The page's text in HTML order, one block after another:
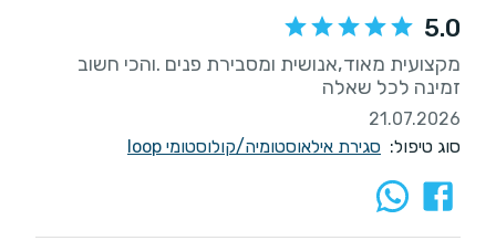
5.0
מקצועית מאוד,אנושית ומסבירת פנים .והכי חשוב
זמינה לכל שאלה
21.07.2026
סוג טיפול: סגירת אילאוסטומיה/קולוסטומי loop